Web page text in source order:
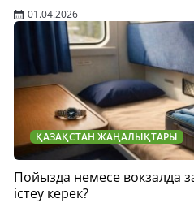
01.04.2026
ҚАЗАҚСТАН ЖАҢАЛЫҚТАРЫ
Пойызда немесе вокзалда
істеу керек?